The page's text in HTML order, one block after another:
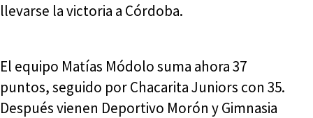
llevarse la victoria a Córdoba.
El equipo Matías Módolo suma ahora 37
puntos, seguido por Chacarita Juniors con 35.
Después vienen Deportivo Morón y Gimnasia